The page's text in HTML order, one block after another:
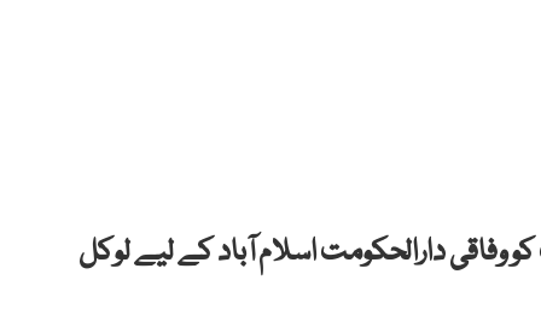
وفاقی دارالحکومت اسلام آباد کے لیے لوکل